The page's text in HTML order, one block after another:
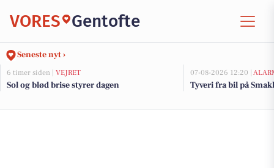
VORES Gentofte
Seneste nyt ›
6 timer siden | VEJRET
Sol og blød brise styrer dagen
07-08-2026 12:20 |
Tyveri fra bil på